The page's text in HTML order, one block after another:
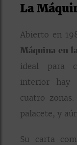
La
Abierto en
Máquina en
ideal para
interior hay
cuatro
palacete, y
Su carta